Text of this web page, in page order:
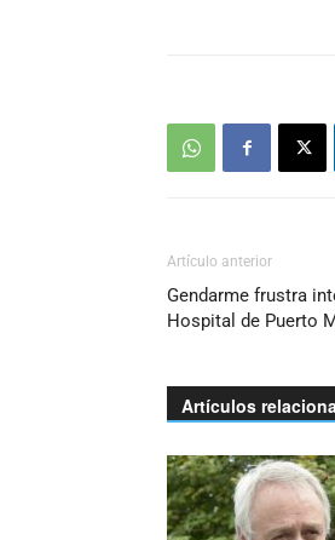
Artículo anterior
Gendarme frustra
Hospital de Puerto
Artículos